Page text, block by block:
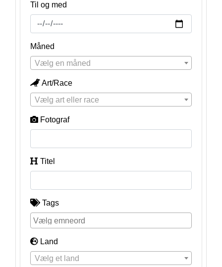
Til og med
Måned
Vælg en måned
Art/Race
Vælg art eller race
Fotograf
Titel
Tags
Land
Vælg et land